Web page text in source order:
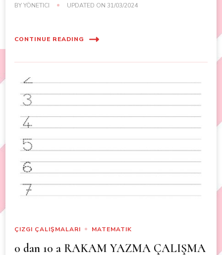
BYYÖNETICI UPDATED ON 31/03/2024
CONTINUE READING
ÇIZGI ÇALIŞMALARI MATEMATIK
0 dan 10 a RAKAM YAZMA ÇALIŞMA